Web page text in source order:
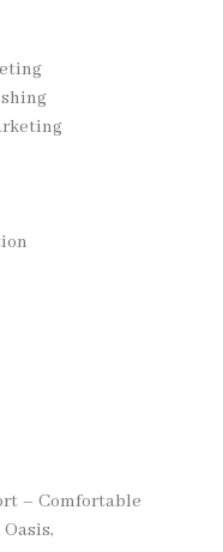
– Comfortable